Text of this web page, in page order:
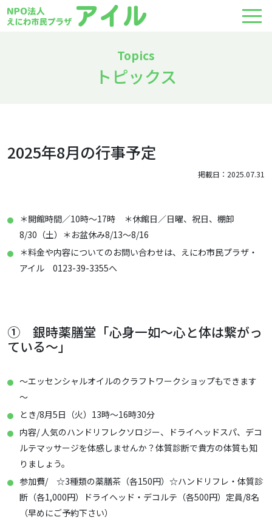
トピックス
2025年8月の行事予定
掲載日：2025.07.31
＊開館時間／10時～17時 ＊休館日／日曜、祝日、棚卸
8/30（土）＊お盆休み8/13～8/16
＊料金や内容についてのお問い合わせは、えにわ市民プラザ・
アイル 0123-39-3355へ
① 銀時薬膳堂「心身一如～心と体は繋がっ
ている～」
～エッセンシャルオイルのクラフトワークショップもできます
～
とき/8月5日（火）13時～16時30分
内容/ 人気のハンドリフレクソロジー、ドライヘッドスパ、デコ
ルテマッサージを体感しませんか？体質診断で貴方の体質も知
りましょう。
参加費/ ☆3種類の薬膳茶（各150円）☆ハンドリフレ・体質診
断（各1,000円）ドライヘッド・デコルテ（各500円）定員/8名
（早めにご予約下さい）